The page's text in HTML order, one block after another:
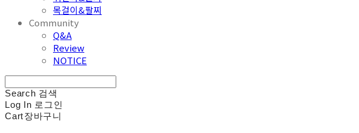
목걸이&팔찌
Community
Q&A
Review
NOTICE
Search 검색
Log In 로그인
Cart장바구니